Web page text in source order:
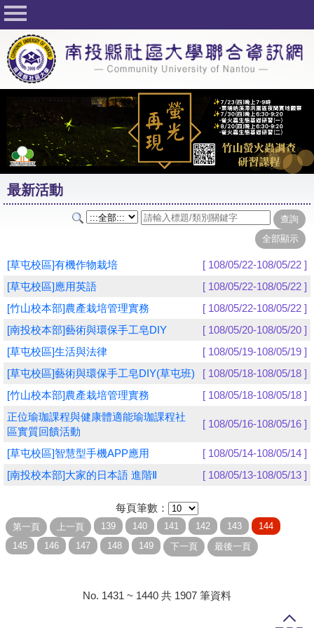
回首頁
關於社大
公佈欄
行事曆
最新活動
活動花絮
課程一覽表
志工與社團
友站連結
網路選課
學員專區
教師專區
評委專區
校務行政
最新活動
[草屯校區]有機作物栽培
[ 108/05/22-108/05/22 ]
[草屯校區]應用英語
[ 108/05/22-108/05/22 ]
[竹山校本部]農產栽培管理實務
[ 108/05/22-108/05/22 ]
[南投校本部]藝術與環保手工皂DIY
[ 108/05/20-108/05/20 ]
[草屯校區]生活與法律
[ 108/05/19-108/05/19 ]
[草屯校區]藝術與環保手工皂DIY(草屯班)
[ 108/05/18-108/05/18 ]
[竹山校本部]農產栽培管理實務
[ 108/05/18-108/05/18 ]
正位瑜珈課程與健康體適能瑜珈課程社
區實質回饋活動
[ 108/05/16-108/05/16 ]
[草屯校區]智慧型手機APP應用
[ 108/05/14-108/05/14 ]
[南投校本部]大家的日本語 進階Ⅱ
[ 108/05/13-108/05/13 ]
每頁筆數：
No. 1431 ~ 1440 共 1907 筆資料